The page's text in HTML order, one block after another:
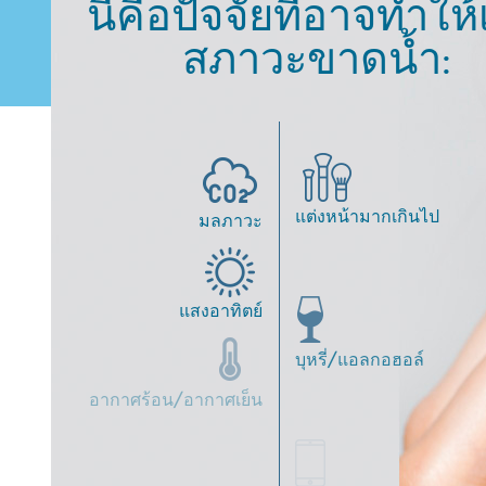
นี่คือปัจจัยที่อาจทำให้
สภาวะขาดน้ำ:
มลภาวะ
แสงอาทิตย์
อากาศร้อน/อากาศเย็น
แต่งหน้ามากเกินไป
บุหรี่/แอลกอฮอล์